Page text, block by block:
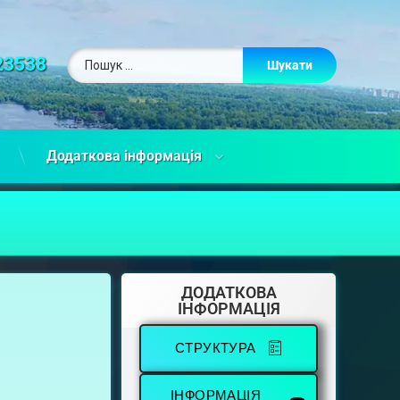
Додаткова інформація
ДОДАТКОВА
ІНФОРМАЦІЯ
СТРУКТУРА
ІНФОРМАЦІЯ